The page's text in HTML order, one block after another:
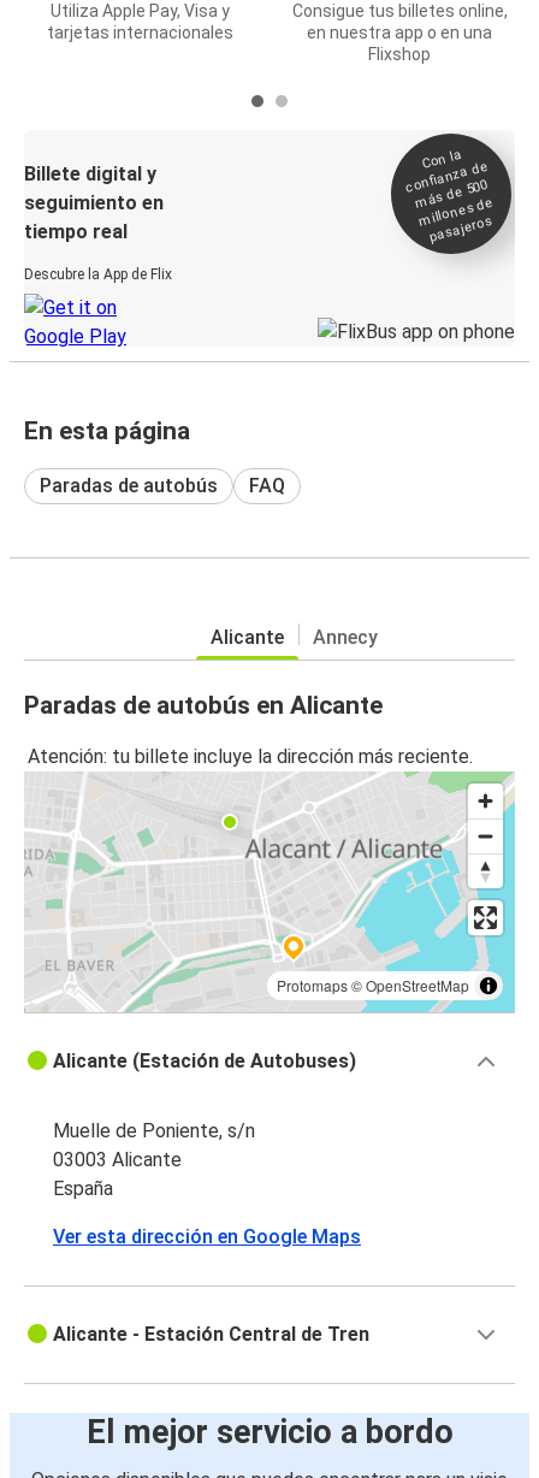
Utiliza Apple Pay, Visa y
tarjetas internacionales
Consigue tus billetes online,
en nuestra app o en una
Flixshop
Billete digital y
seguimiento en
tiempo real
Descubre la App de Flix
Con la
confianza de
más de 500
millones de
pasajeros
En esta página
Paradas de autobús FAQ
Alicante Annecy
Paradas de autobús en Alicante
Atención: tu billete incluye la dirección más reciente.
Protomaps©OpenStreetMap
Alicante (Estación de Autobuses)
Muelle de Poniente, s/n
03003 Alicante
España
Ver esta dirección en Google Maps
Alicante - Estación Central de Tren
El mejor servicio a bordo